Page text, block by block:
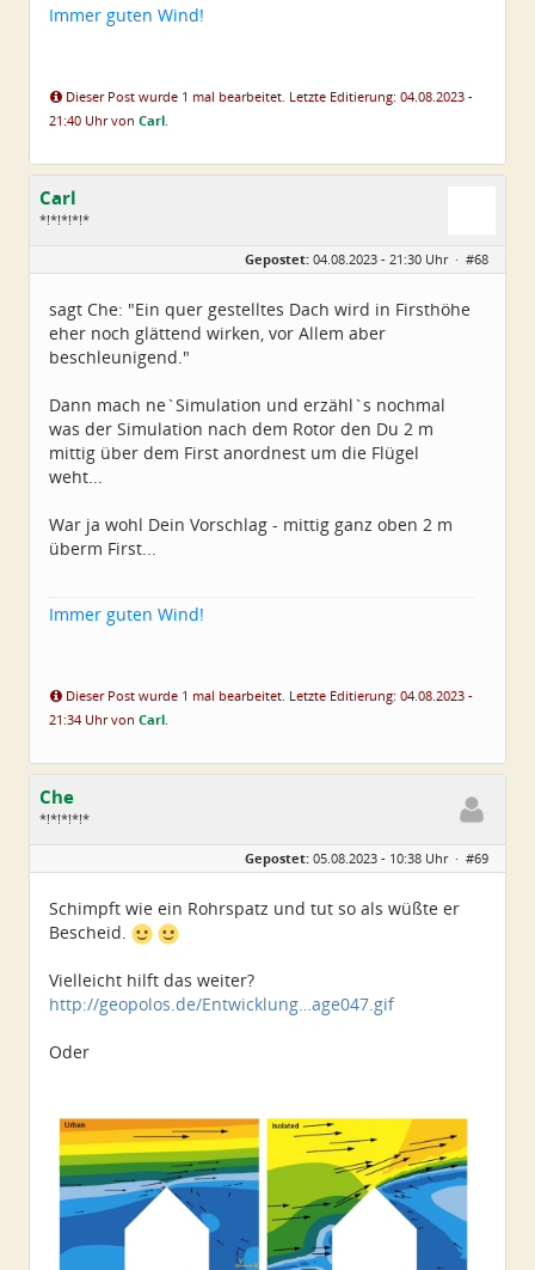
Immer guten Wind!
Dieser Post wurde 1 mal bearbeitet. Letzte Editierung: 04.08.2023 -
21:40 Uhr von Carl.
Carl
*!*!*!*!*
Beiträge:
5224
Gepostet: 04.08.2023 - 21:30 Uhr · #68
sagt Che: "Ein quer gestelltes Dach wird in Firsthöhe
eher noch glättend wirken, vor Allem aber
beschleunigend."
Dann mach ne`Simulation und erzähl`s nochmal
was der Simulation nach dem Rotor den Du 2 m
mittig über dem First anordnest um die Flügel
weht...
War ja wohl Dein Vorschlag - mittig ganz oben 2 m
überm First...
Immer guten Wind!
Dieser Post wurde 1 mal bearbeitet. Letzte Editierung: 04.08.2023 -
21:34 Uhr von Carl.
Che
*!*!*!*!*
Geschlecht:
Alter:
72
Dabei seit:
06 / 2014
Gepostet: 05.08.2023 - 10:38 Uhr · #69
Schimpft wie ein Rohrspatz und tut so als wüßte er
Bescheid.
Vielleicht hilft das weiter?
http://geopolos.de/Entwicklung…age047.gif
Oder